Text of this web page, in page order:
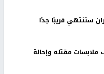
ستنتهي قريبًا جدًا
مقتله وإحالة